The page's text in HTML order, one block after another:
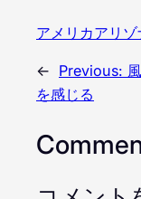
アメリカアリゾ
← Previous:
を感じる